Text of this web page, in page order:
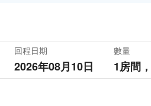
回程日期
2026年08月10日
數量
1房間，